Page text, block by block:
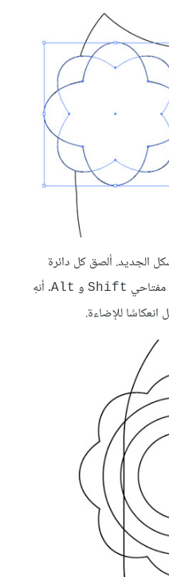
الجديد. ألصق كل دائرة
Shift و Alt. أنهِ
للإضاءة.